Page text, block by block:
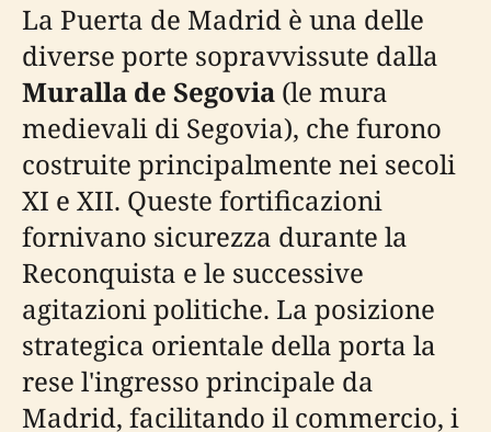
La Puerta de Madrid è una delle
diverse porte sopravvissute dalla
Muralla de Segovia (le mura
medievali di Segovia), che furono
costruite principalmente nei secoli
XI e XII. Queste fortificazioni
fornivano sicurezza durante la
Reconquista e le successive
agitazioni politiche. La posizione
strategica orientale della porta la
rese l'ingresso principale da
Madrid, facilitando il commercio, i